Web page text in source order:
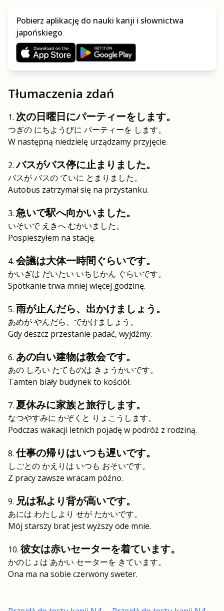
Pobierz aplikację do nauki kanji i słownictwa
japońskiego
Tłumaczenia zdań
次の日曜日にパーティーをします。
つぎの にちようびに パーティーを します。
W następną niedzielę urządzamy przyjęcie.
バスがバス停に止まりました。
バスが バスの ていに とまりました。
Autobus zatrzymał się na przystanku.
急いで駅へ向かいました。
いそいで えきへ むかいました。
Pospieszyłem na stację.
会議は大体一時間ぐらいです。
かいぎは だいたい いちじかん ぐらいです。
Spotkanie trwa mniej więcej godzinę.
雨が止んだら、出かけましょう。
あめが やんだら、でかけましょう。
Gdy deszcz przestanie padać, wyjdźmy.
あの白い建物は教会です。
あの しろい たてものは きょうかいです。
Tamten biały budynek to kościół.
夏休みに家族と旅行します。
なつやすみに かぞくと りょこうします。
Podczas wakacji letnich pojadę w podróż z rodziną.
仕事の帰りはいつも遅いです。
しごとの かえりは いつも おそいです。
Z pracy zawsze wracam późno.
兄は私より背が高いです。
あには わたしより せが たかいです。
Mój starszy brat jest wyższy ode mnie.
彼女は赤いセーターを着ています。
かのじょは あかい セーターを きています。
Ona ma na sobie czerwony sweter.